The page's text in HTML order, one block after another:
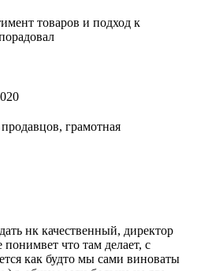
товаров и подход к
грамотная
нк качественный, директор
понимвет что там делает, с
как будто мы сами виноваты